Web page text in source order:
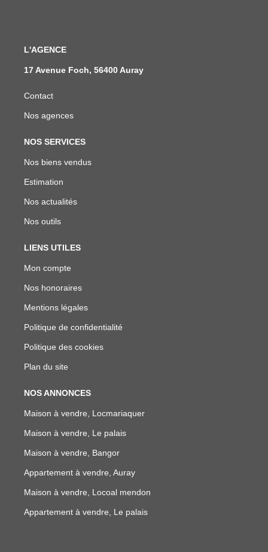
L'AGENCE
17 Avenue Foch, 56400 Auray
Contact
Nos agences
NOS SERVICES
Nos biens vendus
Estimation
Nos actualités
Nos outils
LIENS UTILES
Mon compte
Nos honoraires
Mentions légales
Politique de confidentialité
Politique des cookies
Plan du site
NOS ANNONCES
Maison à vendre, Locmariaquer
Maison à vendre, Le palais
Maison à vendre, Bangor
Appartement à vendre, Auray
Maison à vendre, Locoal mendon
Appartement à vendre, Le palais